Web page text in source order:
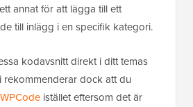
annat för att lägga till ett
till inlägg i en specifik kategori.
kodavsnitt direkt i ditt temas
rekommenderar dock att du
WPCode istället eftersom det är